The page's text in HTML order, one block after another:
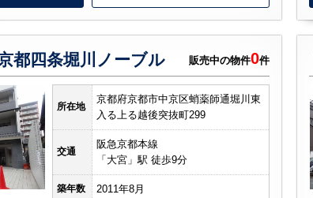
都四条堀川ノーブル 販売中の物件0件
所在地
京都府京都市中京区蛸薬師通堀川東
入る上る越後突抜町299
交通
阪急京都本線
「大宮」駅 徒歩9分
築年数 2011年8月